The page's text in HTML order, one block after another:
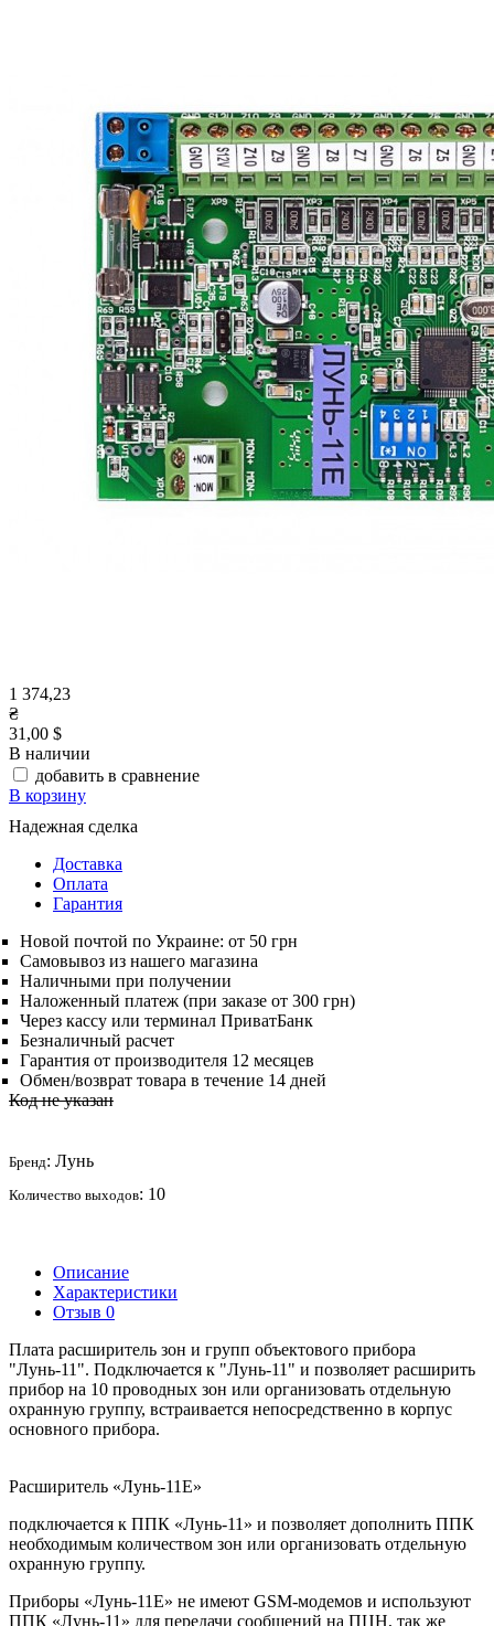
1 374,23
₴
31,00 $
В наличии
добавить в сравнение
В корзину
Надежная сделка
Доставка
Оплата
Гарантия
Новой почтой по Украине: от 50 грн
Самовывоз из нашего магазина
Наличными при получении
Наложенный платеж (при заказе от 300 грн)
Через кассу или терминал ПриватБанк
Безналичный расчет
Гарантия от производителя 12 месяцев
Обмен/возврат товара в течение 14 дней
Код не указан
Бренд: Лунь
Количество выходов: 10
Описание
Характеристики
Отзыв 0
Плата расширитель зон и групп объектового прибора
"Лунь-11". Подключается к "Лунь-11" и позволяет расширить
прибор на 10 проводных зон или организовать отдельную
охранную группу, встраивается непосредственно в корпус
основного прибора.
Расширитель «Лунь-11Е»
подключается к ППК «Лунь-11» и позволяет дополнить ППК
необходимым количеством зон или организовать отдельную
охранную группу.
Приборы «Лунь-11Е» не имеют GSM-модемов и используют
ППК «Лунь-11» для передачи сообщений на ПЦН, так же